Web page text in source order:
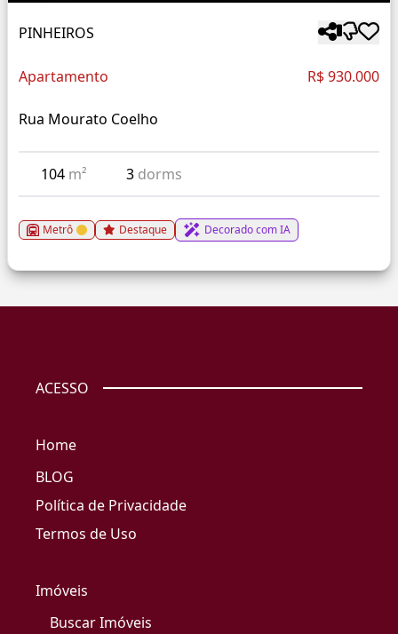
PINHEIROS
Apartamento R$ 930.000
Rua Mourato Coelho
104 m² 3 dorms
Metrô Destaque Decorado com IA
ACESSO
Home
BLOG
Política de Privacidade
Termos de Uso
Imóveis
Buscar Imóveis